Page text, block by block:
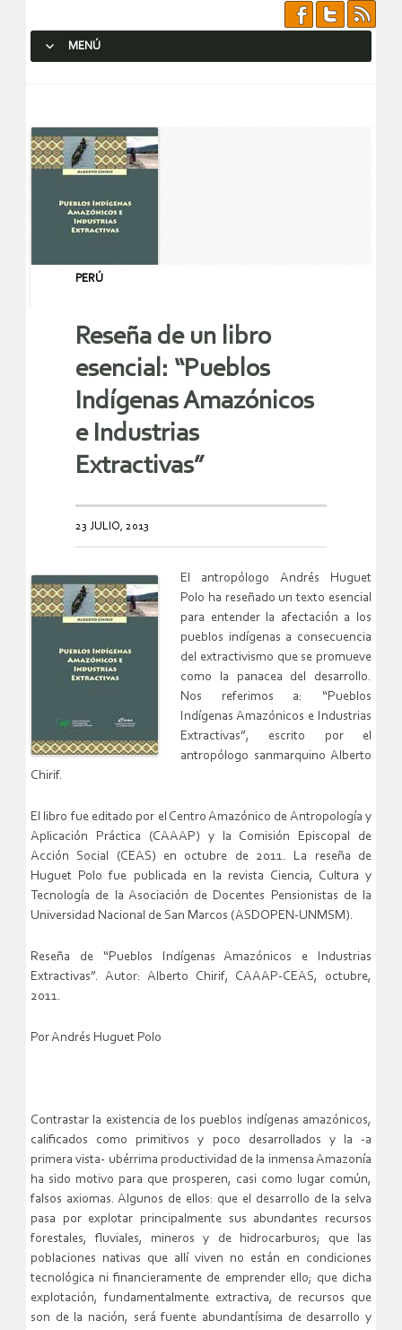
MENÚ
PERÚ
Reseña de un libro
esencial: “Pueblos
Indígenas Amazónicos
e Industrias
Extractivas”
23 JULIO, 2013
El antropólogo Andrés Huguet
Polo ha reseñado un texto esencial
para entender la afectación a los
pueblos indígenas a consecuencia
del extractivismo que se promueve
como la panacea del desarrollo.
Nos referimos a: “Pueblos
Indígenas Amazónicos e Industrias
Extractivas”, escrito por el
antropólogo sanmarquino Alberto
Chirif.
El libro fue editado por el Centro Amazónico de Antropología y
Aplicación Práctica (CAAAP) y la Comisión Episcopal de
Acción Social (CEAS) en octubre de 2011. La reseña de
Huguet Polo fue publicada en la revista Ciencia, Cultura y
Tecnología de la Asociación de Docentes Pensionistas de la
Universidad Nacional de San Marcos (ASDOPEN-UNMSM).
Reseña de “Pueblos Indígenas Amazónicos e Industrias
Extractivas”. Autor: Alberto Chirif, CAAAP-CEAS, octubre,
2011.
Por Andrés Huguet Polo
Contrastar la existencia de los pueblos indígenas amazónicos,
calificados como primitivos y poco desarrollados y la -a
primera vista- ubérrima productividad de la inmensa Amazonía
ha sido motivo para que prosperen, casi como lugar común,
falsos axiomas. Algunos de ellos: que el desarrollo de la selva
pasa por explotar principalmente sus abundantes recursos
forestales, fluviales, mineros y de hidrocarburos; que las
poblaciones nativas que allí viven no están en condiciones
tecnológica ni financieramente de emprender ello; que dicha
explotación, fundamentalmente extractiva, de recursos que
son de la nación, será fuente abundantísima de desarrollo y